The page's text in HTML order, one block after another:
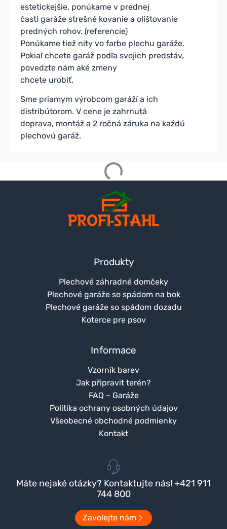
estetickejšie, ponúkame v prednej
časti garáže strešné kovanie a olištovanie
predných rohov. (referencie)
Ponúkame tiež nity vo farbe plechu garáže.
Pokiaľ chcete garáž podľa svojich predstáv,
povedzte nám aké zmeny
chcete urobiť.
Sme priamym výrobcom garáží a ich
distribútorom. V cene je zahrnutá
doprava, montáž a 2 ročná záruka na každú
plechovú garáž.
Produkty
Plechové záhradné domčeky
Plechové garáže so spádom na bok
Plechové garáže so spádom dozadu
Koterce pre psov
Informace
Vzorník barev
Jak připravit terén?
FAQ – Garáže
Politika ochrany osobných údajov
Všeobecné obchodné podmienky
Kontakt
Máte nejaké otázky? Kontaktujte nás! +421 911
744 800
Zavolejte nám